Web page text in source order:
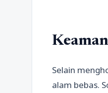
Selain
alam bebas.